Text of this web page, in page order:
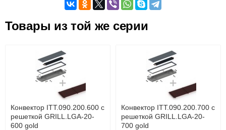
Оставьте отзыв
Доставка сантехники по Москве и Московской области
Наличный расчёт
Банковской картой на сайте в режиме реального
времени
Банковской картой при получении товара как при
доставке, так и самовывозом
Интернет-деньгами (Yandex-деньги, Web-money,
Qiwi-кошельки и другие).
Безналичный расчёт (возможно и с НДС)
Товары из той же серии
Конвектор ITT.090.200.600 с
решеткой GRILL.LGA-20-
600 gold
Конвектор ITT.090.200.700 с
решеткой GRILL.LGA-20-
700 gold